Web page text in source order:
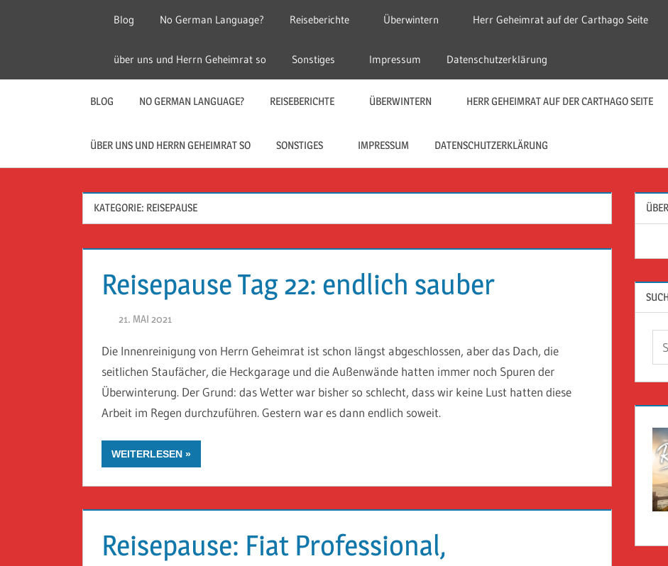
Reise
Guckloch
–
Geheimrat
auf
Reisen
Geheimrat
auf
Reisen
Blog No German Language? Reiseberichte Überwintern Herr Geheimrat auf der Carthago Seite
über uns und Herrn Geheimrat so Sonstiges Impressum Datenschutzerklärung
BLOG NO GERMAN LANGUAGE? REISEBERICHTE ÜBERWINTERN HERR GEHEIMRAT AUF DER CARTHAGO SEITE
ÜBER UNS UND HERRN GEHEIMRAT SO SONSTIGES IMPRESSUM DATENSCHUTZERKLÄRUNG
KATEGORIE: REISEPAUSE
Reisepause Tag 22: endlich sauber
21. MAI 2021
Die Innenreinigung von Herrn Geheimrat ist schon längst abgeschlossen, aber das Dach, die
seitlichen Staufächer, die Heckgarage und die Außenwände hatten immer noch Spuren der
Überwinterung. Der Grund: das Wetter war bisher so schlecht, dass wir keine Lust hatten diese
Arbeit im Regen durchzuführen. Gestern war es dann endlich soweit.
WEITERLESEN
Reisepause: Fiat Professional,